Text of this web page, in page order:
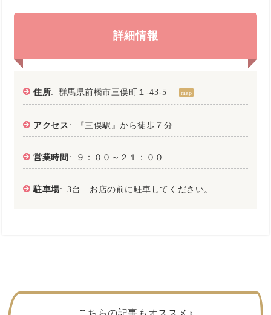
詳細情報
住所: 群馬県前橋市三俣町１-43-5 map
アクセス : 『三俣駅』から徒歩７分
営業時間 : ９：００～２１：００
駐車場: 3台 お店の前に駐車してください。